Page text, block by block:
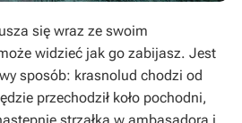
się wraz ze swoim
widzieć jak go zabijasz. Jest
sposób: krasnolud chodzi od
przechodził koło pochodni,